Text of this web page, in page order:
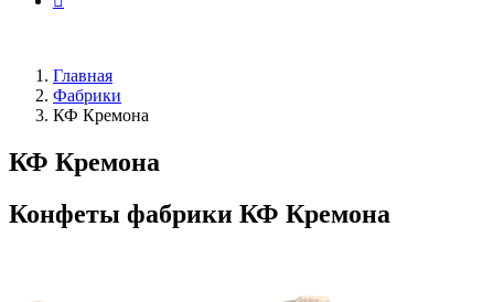
Главная
Фабрики
КФ Кремона
КФ Кремона
Конфеты фабрики КФ Кремона